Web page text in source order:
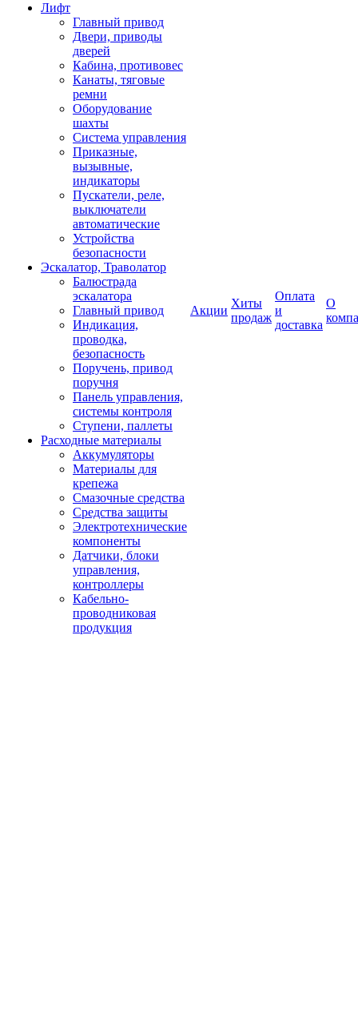
Лифт
Главный привод
Двери, приводы
дверей
Кабина, противовес
Канаты, тяговые
ремни
Оборудование
шахты
Система управления
Приказные,
вызывные,
индикаторы
Пускатели, реле,
выключатели
автоматические
Устройства
безопасности
Эскалатор, Траволатор
Балюстрада
эскалатора
Главный привод
Индикация,
проводка,
безопасность
Поручень, привод
поручня
Панель управления,
системы контроля
Ступени, паллеты
Расходные материалы
Аккумуляторы
Материалы для
крепежа
Смазочные средства
Средства защиты
Электротехнические
компоненты
Датчики, блоки
управления,
контроллеры
Кабельно-
проводниковая
продукция
Акции
Хиты
продаж
Оплата
и
доставка
О